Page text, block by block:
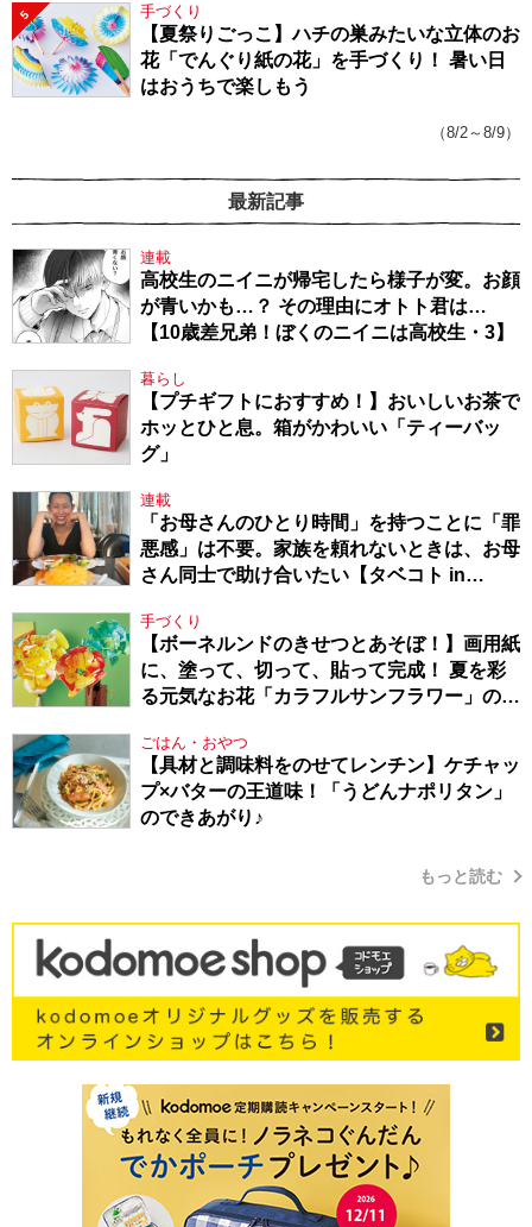
5 手づくり
【夏祭りごっこ】ハチの巣みたいな立体のお
花「でんぐり紙の花」を手づくり！ 暑い日
はおうちで楽しもう
（8/2～8/9）
最新記事
連載
高校生のニイニが帰宅したら様子が変。お顔
が青いかも…？ その理由にオトト君は…
【10歳差兄弟！ぼくのニイニは高校生・3】
暮らし
【プチギフトにおすすめ！】おいしいお茶で
ホッとひと息。箱がかわいい「ティーバッ
グ」
連載
「お母さんのひとり時間」を持つことに「罪
悪感」は不要。家族を頼れないときは、お母
さん同士で助け合いたい【タベコト in
手づくり
【ボーネルンドのきせつとあそぼ！】画用紙
に、塗って、切って、貼って完成！ 夏を彩
る元気なお花「カラフルサンフラワー」の作
ごはん・おやつ
【具材と調味料をのせてレンチン】ケチャッ
プ×バターの王道味！「うどんナポリタン」
のできあがり♪
もっと読む